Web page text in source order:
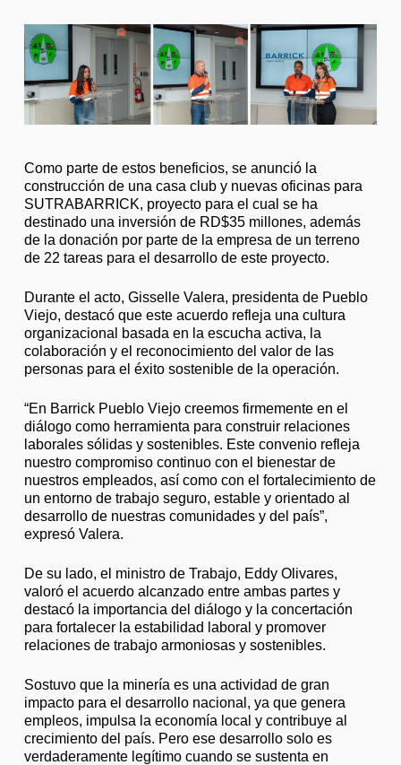
Como parte de estos beneficios, se anunció la
construcción de una casa club y nuevas oficinas para
SUTRABARRICK, proyecto para el cual se ha
destinado una inversión de RD$35 millones, además
de la donación por parte de la empresa de un terreno
de 22 tareas para el desarrollo de este proyecto.
Durante el acto, Gisselle Valera, presidenta de Pueblo
Viejo, destacó que este acuerdo refleja una cultura
organizacional basada en la escucha activa, la
colaboración y el reconocimiento del valor de las
personas para el éxito sostenible de la operación.
“En Barrick Pueblo Viejo creemos firmemente en el
diálogo como herramienta para construir relaciones
laborales sólidas y sostenibles. Este convenio refleja
nuestro compromiso continuo con el bienestar de
nuestros empleados, así como con el fortalecimiento de
un entorno de trabajo seguro, estable y orientado al
desarrollo de nuestras comunidades y del país”,
expresó Valera.
De su lado, el ministro de Trabajo, Eddy Olivares,
valoró el acuerdo alcanzado entre ambas partes y
destacó la importancia del diálogo y la concertación
para fortalecer la estabilidad laboral y promover
relaciones de trabajo armoniosas y sostenibles.
Sostuvo que la minería es una actividad de gran
impacto para el desarrollo nacional, ya que genera
empleos, impulsa la economía local y contribuye al
crecimiento del país. Pero ese desarrollo solo es
verdaderamente legítimo cuando se sustenta en